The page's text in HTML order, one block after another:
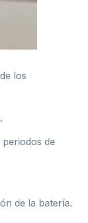
los
de
de la batería.